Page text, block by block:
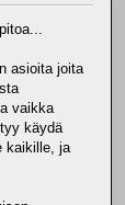
asioita joita
vaikka
käydä
kaikille, ja